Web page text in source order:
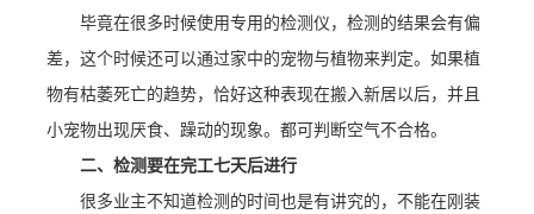
毕竟在很多时候使用专用的检测仪，检测的结果会有偏
差，这个时候还可以通过家中的宠物与植物来判定。如果植
物有枯萎死亡的趋势，恰好这种表现在搬入新居以后，并且
小宠物出现厌食、躁动的现象。都可判断空气不合格。
二、检测要在完工七天后进行
很多业主不知道检测的时间也是有讲究的，不能在刚装